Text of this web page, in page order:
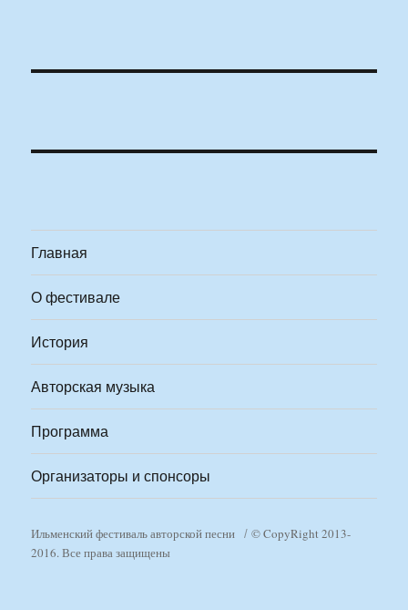
Главная
О фестивале
История
Авторская музыка
Программа
Организаторы и спонсоры
Ильменский фестиваль авторской песни
© CopyRight 2013-
2016. Все права защищены